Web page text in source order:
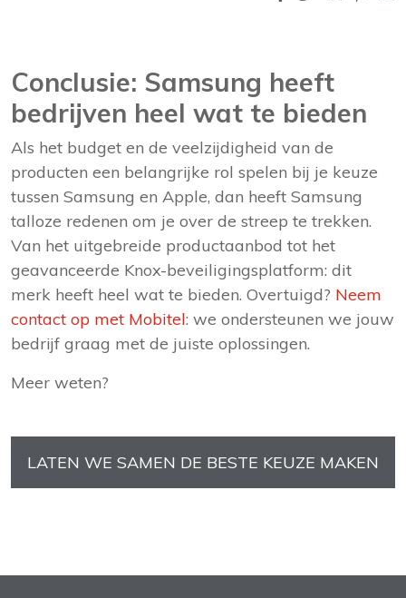
Conclusie: Samsung heeft
bedrijven heel wat te bieden
Als het budget en de veelzijdigheid van de
producten een belangrijke rol spelen bij je keuze
tussen Samsung en Apple, dan heeft Samsung
talloze redenen om je over de streep te trekken.
Van het uitgebreide productaanbod tot het
geavanceerde Knox-beveiligingsplatform: dit
merk heeft heel wat te bieden. Overtuigd? Neem
contact op met Mobitel: we ondersteunen we jouw
bedrijf graag met de juiste oplossingen.
Meer weten?
LATEN WE SAMEN DE BESTE KEUZE MAKEN